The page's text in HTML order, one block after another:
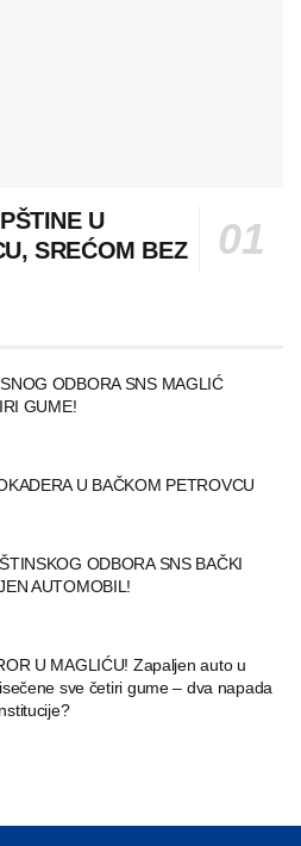
U
SREĆOM BEZ
ODBORA SNS MAGLIĆ
GUME!
U BAČKOM PETROVCU
ODBORA SNS BAČKI
AUTOMOBIL!
U MAGLIĆU! Zapaljen auto u
sve četiri gume – dva napada